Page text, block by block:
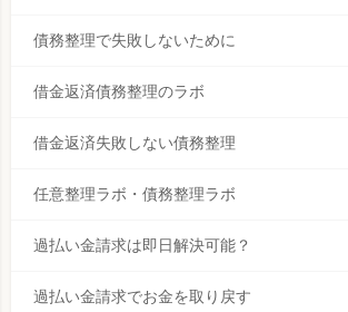
債務整理で失敗しないために
借金返済債務整理のラボ
借金返済失敗しない債務整理
任意整理ラボ・債務整理ラボ
過払い金請求は即日解決可能？
過払い金請求でお金を取り戻す